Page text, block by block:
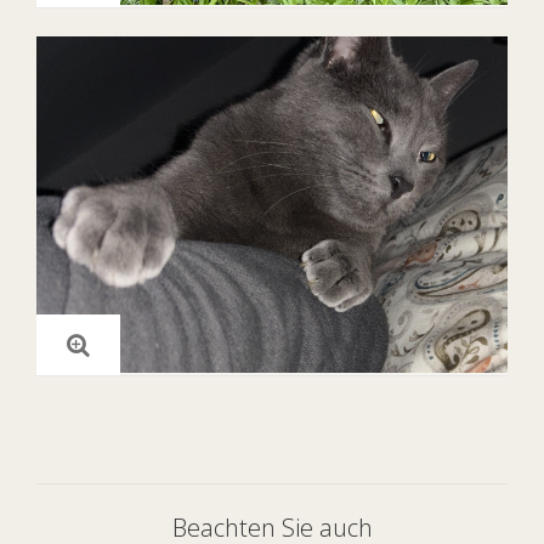
Beachten Sie auch